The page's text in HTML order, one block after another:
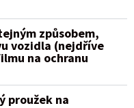
způsobem,
vozidla (nejdříve
na ochranu
proužek na